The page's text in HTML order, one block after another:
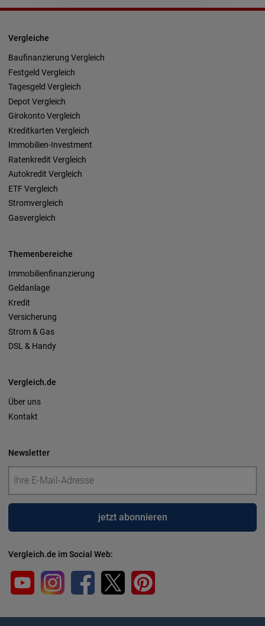
Vergleiche
Baufinanzierung Vergleich
Festgeld Vergleich
Tagesgeld Vergleich
Depot Vergleich
Girokonto Vergleich
Kreditkarten Vergleich
Immobilien-Investment
Ratenkredit Vergleich
Autokredit Vergleich
ETF Vergleich
Stromvergleich
Gasvergleich
Themenbereiche
Immobilienfinanzierung
Geldanlage
Kredit
Versicherung
Strom & Gas
DSL & Handy
Vergleich.de
Über uns
Kontakt
Newsletter
jetzt abonnieren